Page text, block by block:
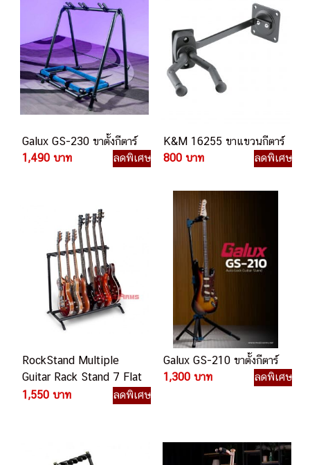
Galux GS-230 ขาตั้งกีตาร์
1,490 บาท
ลดพิเศษ
K&M 16255 ขาแขวนกีตาร์
800 บาท
ลดพิเศษ
RockStand Multiple
Guitar Rack Stand 7 Flat
Pack
1,550 บาท ลดพิเศษ
Galux GS-210 ขาตั้งกีตาร์
1,300 บาท
ลดพิเศษ